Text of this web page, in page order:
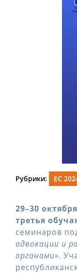
Рубрики: ЕС
29–30
третья
семинаров
адвокации и
органами».